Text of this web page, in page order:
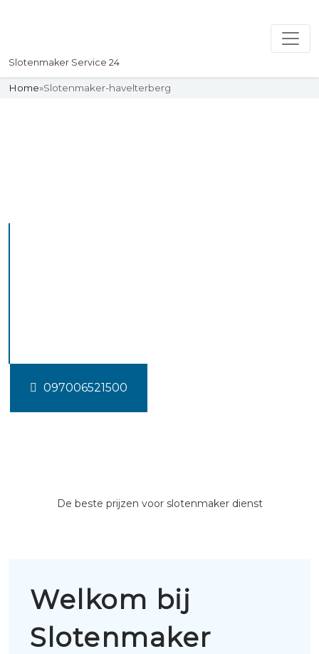
Slotenmaker Service 24
Home»Slotenmaker-havelterberg
097006521500
De beste prijzen voor slotenmaker dienst
Welkom bij
Slotenmaker